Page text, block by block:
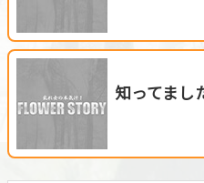
知ってまし